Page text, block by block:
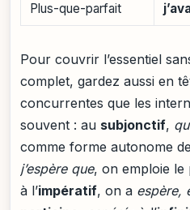
Plus-que-parfait
Pour couvrir l’essentiel
complet, gardez aussi en
concurrentes que les
souvent : au subjonctif,
comme forme autonome
j’espère que, on emploie le
à l’impératif, on a espère,